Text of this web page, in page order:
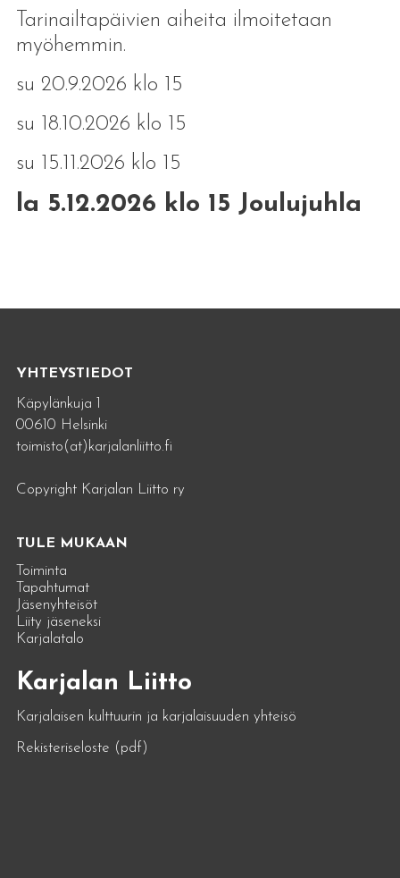
Tarinailtapäivien aiheita ilmoitetaan
myöhemmin.
su 20.9.2026 klo 15
su 18.10.2026 klo 15
su 15.11.2026 klo 15
la 5.12.2026 klo 15 Joulujuhla
YHTEYSTIEDOT
Käpylänkuja 1
00610 Helsinki
toimisto(at)karjalanliitto.fi
Copyright Karjalan Liitto ry
TULE MUKAAN
Toiminta
Tapahtumat
Jäsenyhteisöt
Liity jäseneksi
Karjalatalo
Karjalan Liitto
Karjalaisen kulttuurin ja karjalaisuuden yhteisö
Rekisteriseloste (pdf)